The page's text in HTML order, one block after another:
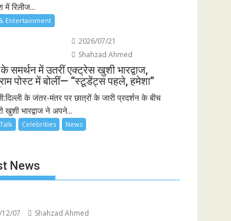
में रिलीज...
Entertainment
2026/07/21
Shahzad Ahmed
के समर्थन में उतरीं एक्ट्रेस खुशी भारद्वाज,
पोस्ट में बोलीं— “स्टूडेंट्स पहले, हमेशा”
के जंतर-मंतर पर छात्रों के जारी प्रदर्शन के बीच
खुशी भारद्वाज ने अपने...
Celebrities News
News
07 Shahzad Ahmed